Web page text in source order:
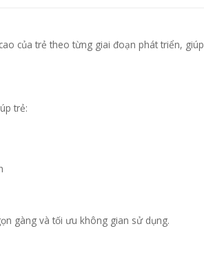
của trẻ theo từng giai đoạn phát triển, giúp
trẻ:
gàng và tối ưu không gian sử dụng.